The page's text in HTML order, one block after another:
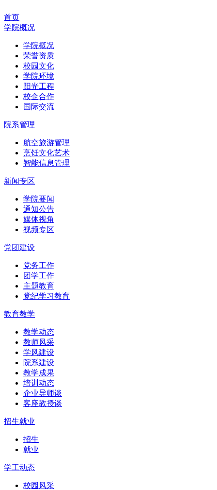
首页
学院概况
学院概况
荣誉资质
校园文化
学院环境
阳光工程
校企合作
国际交流
院系管理
航空旅游管理
烹饪文化艺术
智能信息管理
新闻专区
学院要闻
通知公告
媒体视角
视频专区
党团建设
党务工作
团学工作
主题教育
党纪学习教育
教育教学
教学动态
教师风采
学风建设
院系建设
教学成果
培训动态
企业导师谈
客座教授谈
招生就业
招生
就业
学工动态
校园风采